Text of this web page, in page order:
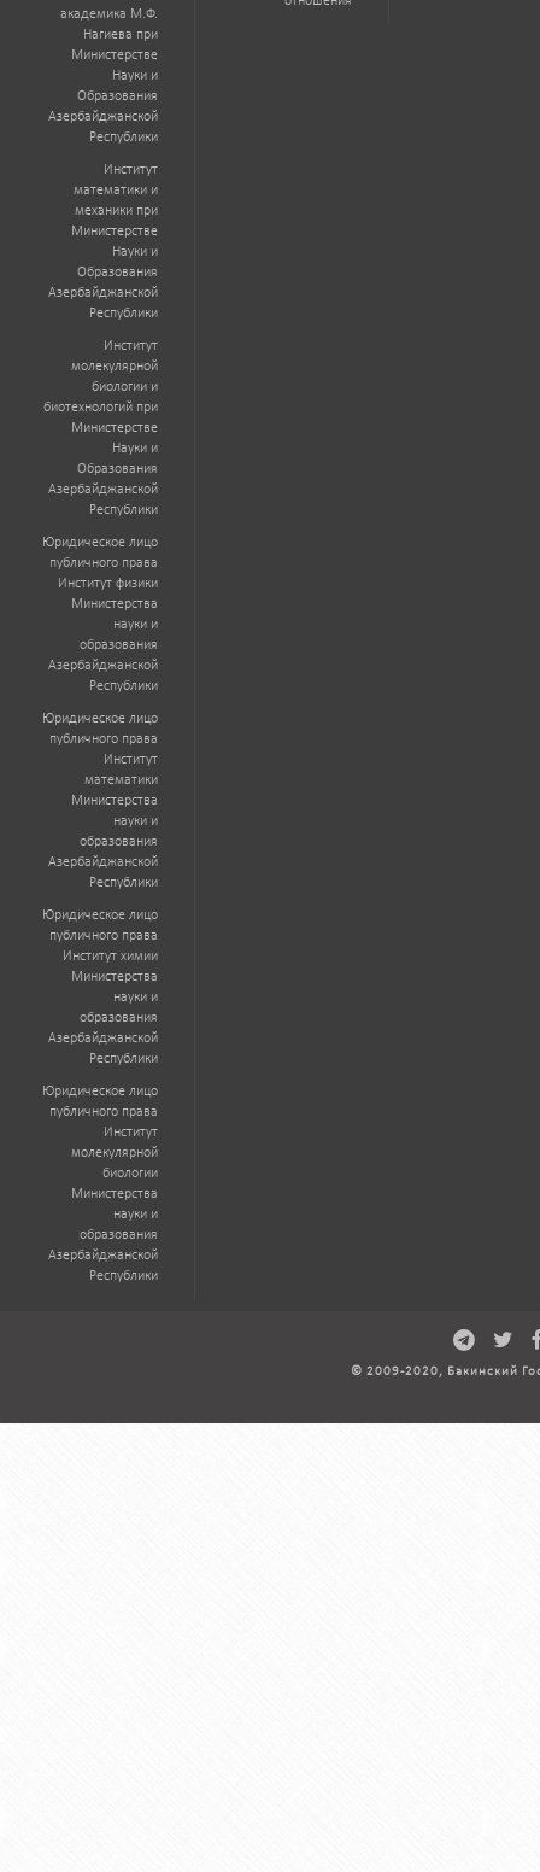
академика М.Ф.
Нагиева при
Министерстве
Науки и
Образования
Азербайджанской
Республики
Институт
математики и
механики при
Министерстве
Науки и
Образования
Азербайджанской
Республики
Институт
молекулярной
биологии и
биотехнологий при
Министерстве
Науки и
Образования
Азербайджанской
Республики
Юридическое лицо
публичного права
Институт физики
Министерства
науки и
образования
Азербайджанской
Республики
Юридическое лицо
публичного права
Институт
математики
Министерства
науки и
образования
Азербайджанской
Республики
Юридическое лицо
публичного права
Институт химии
Министерства
науки и
образования
Азербайджанской
Республики
Юридическое лицо
публичного права
Институт
молекулярной
биологии
Министерства
науки и
образования
Азербайджанской
Республики
© 2009-2020, Бакинский